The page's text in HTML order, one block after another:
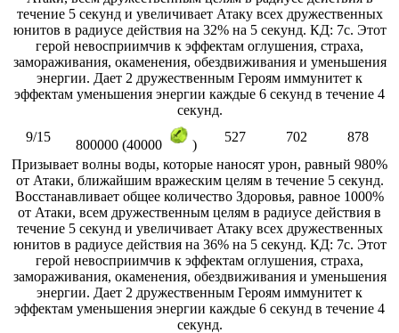
течение 5 секунд и увеличивает Атаку всех дружественных
юнитов в радиусе действия на 32% на 5 секунд. КД: 7с. Этот
герой невосприимчив к эффектам оглушения, страха,
замораживания, окаменения, обездвиживания и уменьшения
энергии. Дает 2 дружественным Героям иммунитет к
эффектам уменьшения энергии каждые 6 секунд в течение 4
секунд.
9/15
800000 (40000 )
527 702
878
Призывает волны воды, которые наносят урон, равный 980%
от Атаки, ближайшим вражеским целям в течение 5 секунд.
Восстанавливает общее количество Здоровья, равное 1000%
от Атаки, всем дружественным целям в радиусе действия в
течение 5 секунд и увеличивает Атаку всех дружественных
юнитов в радиусе действия на 36% на 5 секунд. КД: 7с. Этот
герой невосприимчив к эффектам оглушения, страха,
замораживания, окаменения, обездвиживания и уменьшения
энергии. Дает 2 дружественным Героям иммунитет к
эффектам уменьшения энергии каждые 6 секунд в течение 4
секунд.